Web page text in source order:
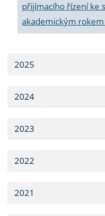
přijímacího řízení ke
akademickým
2025
2024
2023
2022
2021